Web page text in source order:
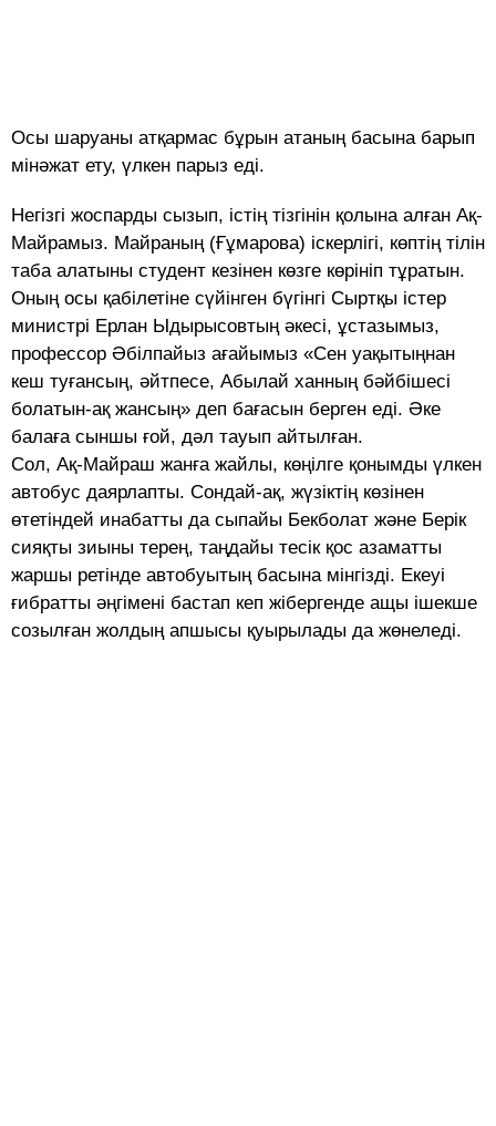
Осы шаруаны атқармас бұрын атаның басына барып
мінәжат ету, үлкен парыз еді.
Негізгі жоспарды сызып, істің тізгінін қолына алған Ақ-
Майрамыз. Майраның (Ғұмарова) іскерлігі, көптің тілін
таба алатыны студент кезінен көзге көрініп тұратын.
Оның осы қабілетіне сүйінген бүгінгі Сыртқы істер
министрі Ерлан Ыдырысовтың әкесі, ұстазымыз,
профессор Әбілпайыз ағайымыз «Сен уақытыңнан
кеш туғансың, әйтпесе, Абылай ханның бәйбішесі
болатын-ақ жансың» деп бағасын берген еді. Әке
балаға сыншы ғой, дәл тауып айтылған.
Сол, Ақ-Майраш жанға жайлы, көңілге қонымды үлкен
автобус даярлапты. Сондай-ақ, жүзіктің көзінен
өтетіндей инабатты да сыпайы Бекболат және Берік
сияқты зиыны терең, таңдайы тесік қос азаматты
жаршы ретінде автобуытың басына мінгізді. Екеуі
ғибратты әңгімені бастап кеп жібергенде ащы ішекше
созылған жолдың апшысы қуырылады да жөнеледі.